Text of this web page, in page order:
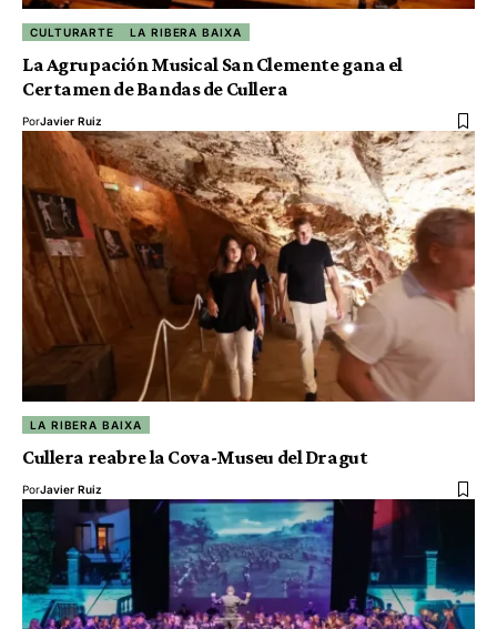
CULTURARTE LA RIBERA BAIXA
La Agrupación Musical San Clemente gana el
Certamen de Bandas de Cullera
PorJavier Ruiz
LA RIBERA BAIXA
Cullera reabre la Cova-Museu del Dragut
PorJavier Ruiz